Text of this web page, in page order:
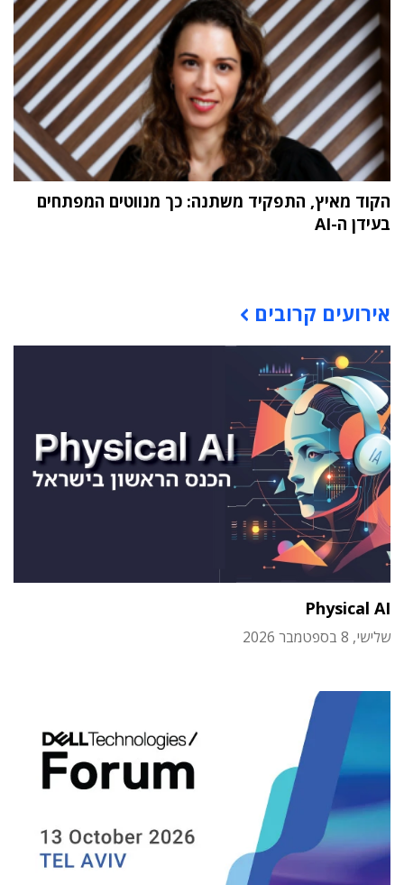
הקוד מאיץ, התפקיד משתנה: כך מנווטים המפתחים
בעידן ה-AI
אירועים קרובים
Physical AI
שלישי, 8 בספטמבר 2026